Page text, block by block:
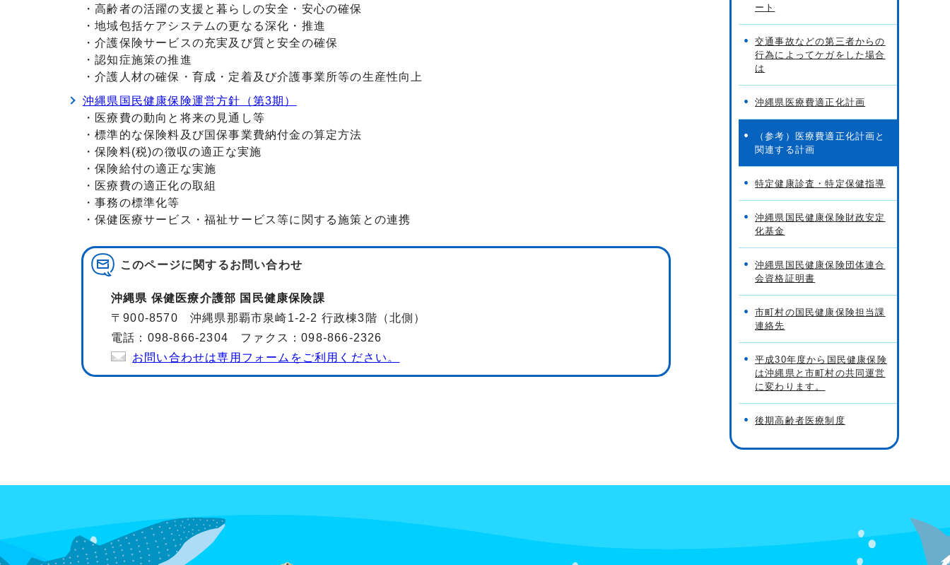
・高齢者の活躍の支援と暮らしの安全・安心の確保
・地域包括ケアシステムの更なる深化・推進
・介護保険サービスの充実及び質と安全の確保
・認知症施策の推進
・介護人材の確保・育成・定着及び介護事業所等の生産性向上
沖縄県国民健康保険運営方針（第3期）
・医療費の動向と将来の見通し等
・標準的な保険料及び国保事業費納付金の算定方法
・保険料(税)の徴収の適正な実施
・保険給付の適正な実施
・医療費の適正化の取組
・事務の標準化等
・保健医療サービス・福祉サービス等に関する施策との連携
このページに関するお問い合わせ
沖縄県 保健医療介護部 国民健康保険課
〒900-8570 沖縄県那覇市泉崎1-2-2 行政棟3階（北側）
電話：098-866-2304 ファクス：098-866-2326
お問い合わせは専用フォームをご利用ください。
ート
交通事故などの第三者からの
行為によってケガをした場合
は
沖縄県医療費適正化計画
（参考）医療費適正化計画と
関連する計画
特定健康診査・特定保健指導
沖縄県国民健康保険財政安定
化基金
沖縄県国民健康保険団体連合
会資格証明書
市町村の国民健康保険担当課
連絡先
平成30年度から国民健康保険
は沖縄県と市町村の共同運営
に変わります。
後期高齢者医療制度